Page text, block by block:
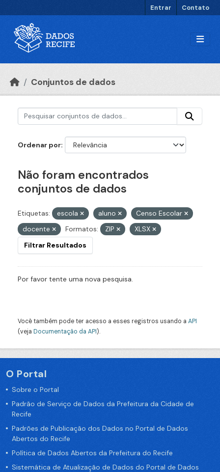
Entrar Contato
Conjuntos de dados
Ordenar por
Não foram encontrados
conjuntos de dados
Etiquetas: escola aluno
Censo Escolar
docente
Formatos: ZIP
XLSX
Filtrar Resultados
Por favor tente uma nova pesquisa.
Você também pode ter acesso a esses registros usando a API
(veja Documentação da API).
O Portal
Sobre o Portal
Padrão de Serviço de Dados da Prefeitura da Cidade de
Recife
Padrões de Publicação dos Dados no Portal de Dados
Abertos do Recife
Política de Dados Abertos da Prefeitura do Recife
Sistemática de Atualização de Dados do Portal de Dados